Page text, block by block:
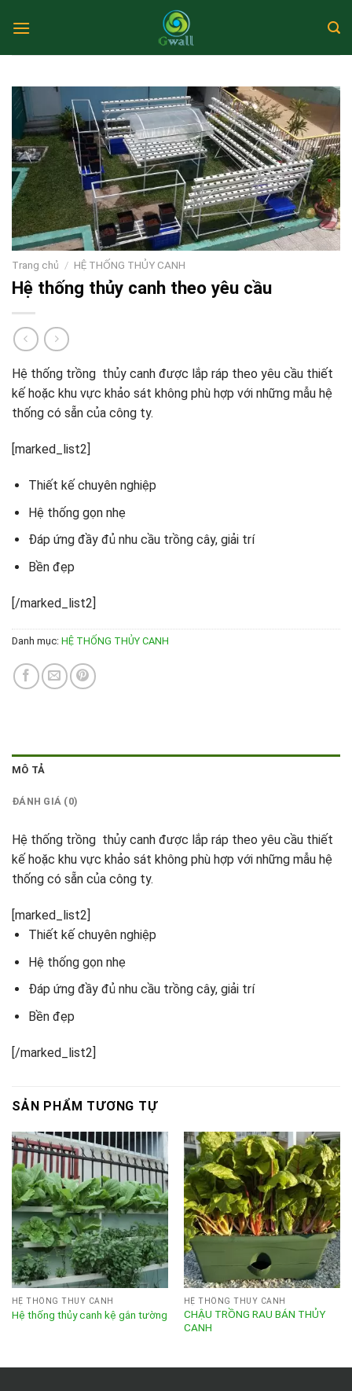
Trang chủ / HỆ THỐNG THỦY CANH
Hệ thống thủy canh theo yêu cầu
Hệ thống trồng thủy canh được lắp ráp theo yêu cầu thiết
kế hoặc khu vực khảo sát không phù hợp với những mẫu hệ
thống có sẵn của công ty.
[marked_list2]
Thiết kế chuyên nghiệp
Hệ thống gọn nhẹ
Đáp ứng đầy đủ nhu cầu trồng cây, giải trí
Bền đẹp
[/marked_list2]
Danh mục: HỆ THỐNG THỦY CANH
MÔ TẢ
ĐÁNH GIÁ (0)
Hệ thống trồng thủy canh được lắp ráp theo yêu cầu thiết
kế hoặc khu vực khảo sát không phù hợp với những mẫu hệ
thống có sẵn của công ty.
[marked_list2]
Thiết kế chuyên nghiệp
Hệ thống gọn nhẹ
Đáp ứng đầy đủ nhu cầu trồng cây, giải trí
Bền đẹp
[/marked_list2]
SẢN PHẨM TƯƠNG TỰ
HỆ THỐNG THỦY CANH
Hệ thống thủy canh kệ gắn tường
HỆ THỐNG THỦY CANH
CHẬU TRỒNG RAU BÁN THỦY
CANH